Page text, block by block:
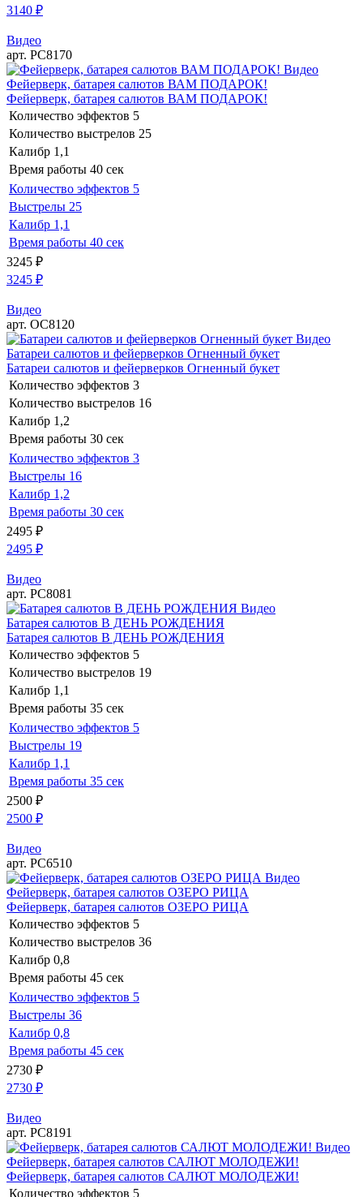
3140 ₽
Видео
арт. РС8170
Видео
Фейерверк, батарея салютов ВАМ ПОДАРОК!
Фейерверк, батарея салютов ВАМ ПОДАРОК!
Количество эффектов 5
Количество выстрелов 25
Калибр 1,1
Время работы 40 сек
Количество эффектов 5
Выстрелы 25
Калибр 1,1
Время работы 40 сек
3245 ₽
3245 ₽
Видео
арт. ОС8120
Видео
Батареи салютов и фейерверков Огненный букет
Батареи салютов и фейерверков Огненный букет
Количество эффектов 3
Количество выстрелов 16
Калибр 1,2
Время работы 30 сек
Количество эффектов 3
Выстрелы 16
Калибр 1,2
Время работы 30 сек
2495 ₽
2495 ₽
Видео
арт. РС8081
Видео
Батарея салютов В ДЕНЬ РОЖДЕНИЯ
Батарея салютов В ДЕНЬ РОЖДЕНИЯ
Количество эффектов 5
Количество выстрелов 19
Калибр 1,1
Время работы 35 сек
Количество эффектов 5
Выстрелы 19
Калибр 1,1
Время работы 35 сек
2500 ₽
2500 ₽
Видео
арт. РС6510
Видео
Фейерверк, батарея салютов ОЗЕРО РИЦА
Фейерверк, батарея салютов ОЗЕРО РИЦА
Количество эффектов 5
Количество выстрелов 36
Калибр 0,8
Время работы 45 сек
Количество эффектов 5
Выстрелы 36
Калибр 0,8
Время работы 45 сек
2730 ₽
2730 ₽
Видео
арт. РС8191
Видео
Фейерверк, батарея салютов САЛЮТ МОЛОДЕЖИ!
Фейерверк, батарея салютов САЛЮТ МОЛОДЕЖИ!
Количество эффектов 5